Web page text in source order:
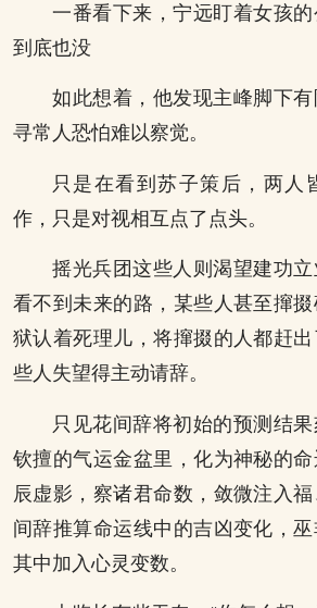
一番看下来，宁远盯着女孩的
到底也没
如此想着，他发现主峰脚下有
寻常人恐怕难以察觉。
只是在看到苏子策后，两人
作，只是对视相互点了点头。
摇光兵团这些人则渴望建功
看不到未来的路，某些人甚至撺
狱认着死理儿，将撺掇的人都赶
些人失望得主动请辞。
只见花间辞将初始的预测结
钦擅的气运金盆里，化为神秘的
辰虚影，察诸君命数，敛微注入
间辞推算命运线中的吉凶变化，
其中加入心灵变数。